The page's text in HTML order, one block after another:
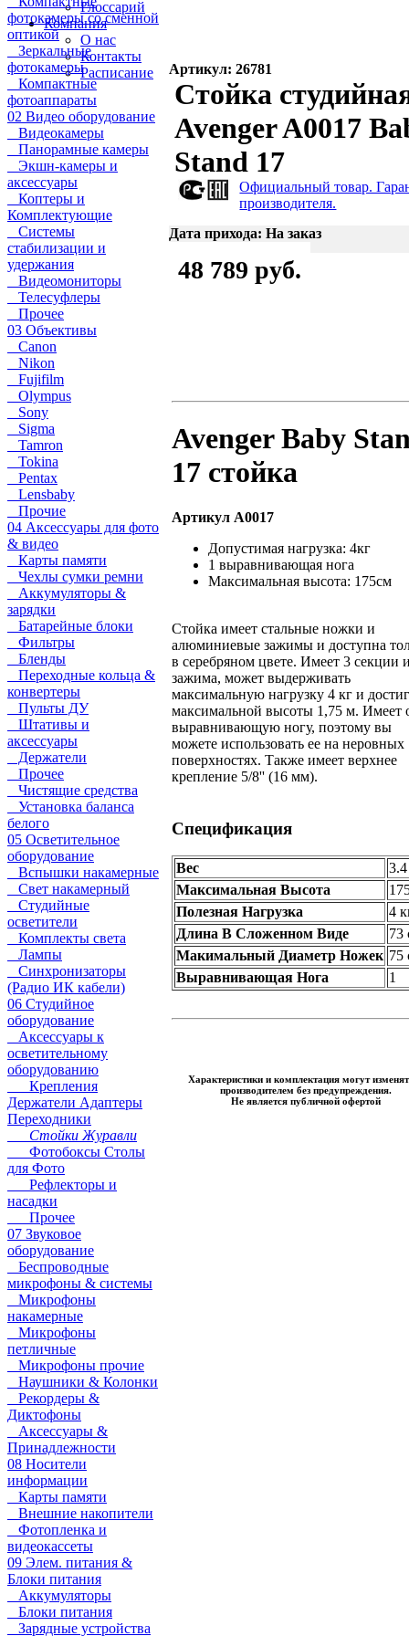
Глоссарий
Компания
О нас
Контакты
Расписание
фотокамеры со сменной
оптикой
Зеркальные
фотокамеры
Компактные
фотоаппараты
02 Видео оборудование
Видеокамеры
Панорамные камеры
Экшн-камеры и
аксессуары
Коптеры и
Комплектующие
Системы
стабилизации и
удержания
Видеомониторы
Телесуфлеры
Прочее
03 Объективы
Canon
Nikon
Fujifilm
Olympus
Sony
Sigma
Tamron
Tokina
Pentax
Lensbaby
Прочие
04 Аксессуары для фото
& видео
Карты памяти
Чехлы сумки ремни
Аккумуляторы &
зарядки
Батарейные блоки
Фильтры
Бленды
Переходные кольца &
конвертеры
Пульты ДУ
Штативы и
аксессуары
Держатели
Прочее
Чистящие средства
Установка баланса
белого
05 Осветительное
оборудование
Вспышки накамерные
Свет накамерный
Студийные
осветители
Комплекты света
Лампы
Синхронизаторы
(Радио ИК кабели)
06 Студийное
оборудование
Аксессуары к
осветительному
оборудованию
Крепления
Держатели Адаптеры
Переходники
Стойки Журавли
Фотобоксы Столы
для Фото
Рефлекторы и
насадки
Прочее
07 Звуковое
оборудование
Беспроводные
микрофоны & системы
Микрофоны
накамерные
Микрофоны
петличные
Микрофоны прочие
Наушники & Колонки
Рекордеры &
Диктофоны
Аксессуары &
Принадлежности
08 Носители
информации
Карты памяти
Внешние накопители
Фотопленка и
видеокассеты
09 Элем. питания &
Блоки питания
Аккумуляторы
Блоки питания
Зарядные устройства
Артикул: 26781
Стойка
Avenger A0017
Stand 17
Официальный товар.
производителя.
Дата прихода: На заказ
48 789 руб.
Avenger Baby
17 стойка
Артикул A0017
Допустимая нагрузка: 4кг
1 выравнивающая нога
Максимальная высота: 175см
Стойка имеет стальные ножки и
алюминиевые зажимы и доступна
в серебряном цвете. Имеет 3 секции
зажима, может выдерживать
максимальную нагрузку 4 кг и
максимальной высоты 1,75 м. Имеет
выравнивающую ногу, поэтому вы
можете использовать ее на неровных
поверхностях. Также имеет верхнее
крепление 5/8'' (16 мм).
Спецификация
Вес
Максимальная Высота
Полезная Нагрузка
4
Длина В Сложенном Виде
73
Макимальный Диаметр Ножек 75
Выравнивающая Нога
1
Характеристики и комплектация могут
производителем без предупреждения.
Не является публичной офертой